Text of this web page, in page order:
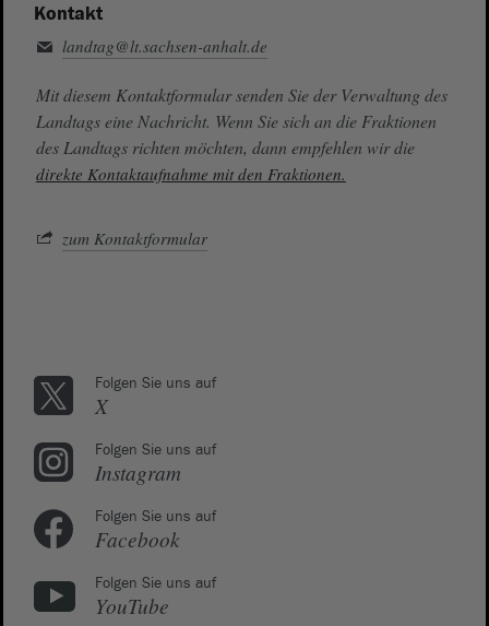
Kontakt
landtag@lt.sachsen-anhalt.de
Mit diesem Kontaktformular senden Sie der Verwaltung des
Landtags eine Nachricht. Wenn Sie sich an die Fraktionen
des Landtags richten möchten, dann empfehlen wir die
direkte Kontaktaufnahme mit den Fraktionen.
zum Kontaktformular
Folgen Sie uns auf
X
Folgen Sie uns auf
Instagram
Folgen Sie uns auf
Facebook
Folgen Sie uns auf
YouTube